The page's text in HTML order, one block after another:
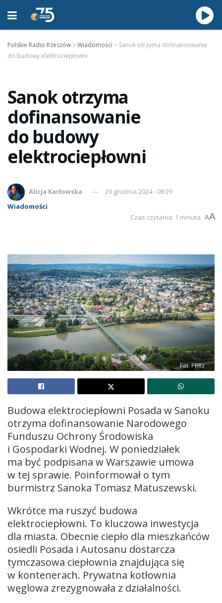
Polskie Radio Rzeszów >Wiadomości > Sanok otrzyma dofinansowanie
do budowy elektrociepłowni
Sanok otrzyma
dofinansowanie
do budowy
elektrociepłowni
Alicja Karłowska
29 grudnia 2024 - 08:29
Wiadomości
Czas czytania: 1 minuta AA
Fot. PRRz
Budowa elektrociepłowni Posada w Sanoku
otrzyma dofinansowanie Narodowego
Funduszu Ochrony Środowiska
i Gospodarki Wodnej. W poniedziałek
ma być podpisana w Warszawie umowa
w tej sprawie. Poinformował o tym
burmistrz Sanoka Tomasz Matuszewski.
Wkrótce ma ruszyć budowa
elektrociepłowni. To kluczowa inwestycja
dla miasta. Obecnie ciepło dla mieszkańców
osiedli Posada i Autosanu dostarcza
tymczasowa ciepłownia znajdująca się
w kontenerach. Prywatna kotłownia
węglowa zrezygnowała z działalności.